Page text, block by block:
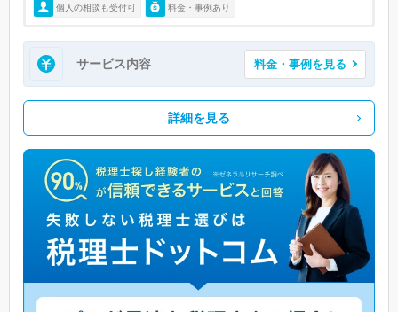
個人の相談も受付可 料金・事例あり
サービス内容 料金・事例を見る
詳細を見る